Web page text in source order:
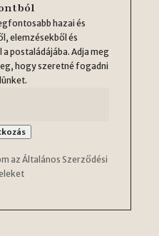
hazai és
elemzésekből és
postaládájába. Adja meg
hogy szeretné fogadni
az Általános Szerződési